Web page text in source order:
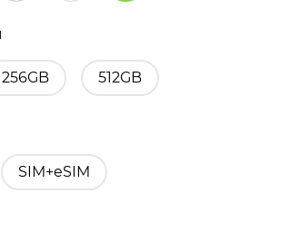
256GB 512GB
SIM+eSIM